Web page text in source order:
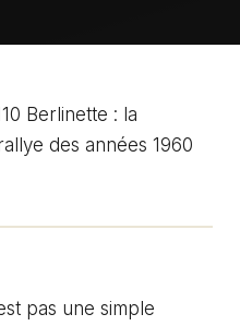
Berlinette : la
des années 1960
pas une simple